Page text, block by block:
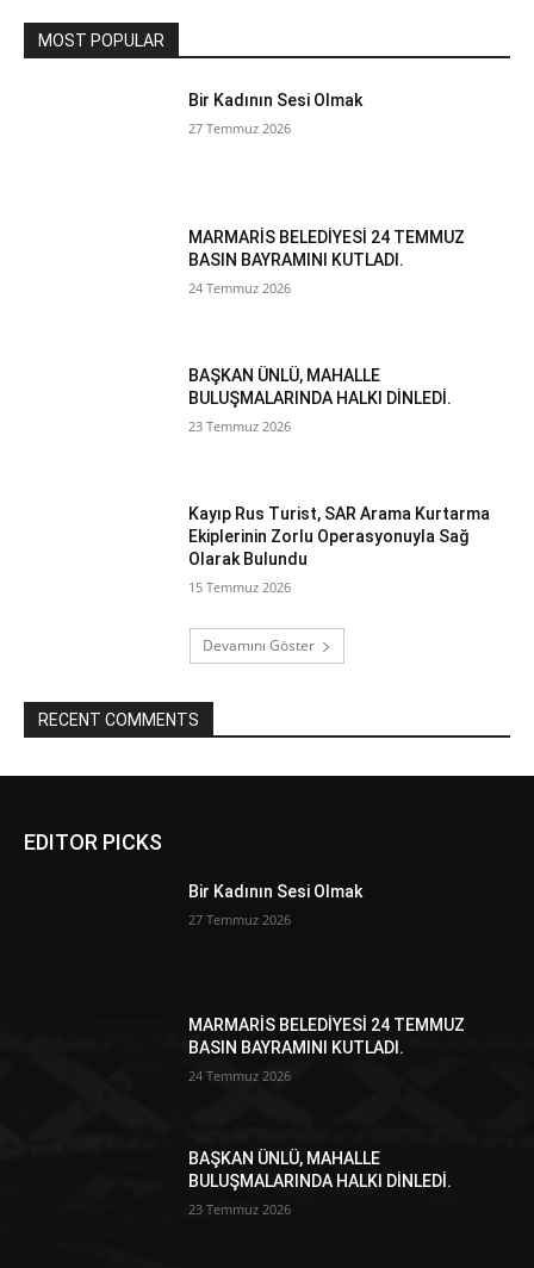
MOST POPULAR
Bir Kadının Sesi Olmak
27 Temmuz 2026
MARMARİS BELEDİYESİ 24 TEMMUZ
BASIN BAYRAMINI KUTLADI.
24 Temmuz 2026
BAŞKAN ÜNLÜ, MAHALLE
BULUŞMALARINDA HALKI DİNLEDİ.
23 Temmuz 2026
Kayıp Rus Turist, SAR Arama Kurtarma
Ekiplerinin Zorlu Operasyonuyla Sağ
Olarak Bulundu
15 Temmuz 2026
Devamını Göster
RECENT COMMENTS
EDITOR PICKS
Bir Kadının Sesi Olmak
27 Temmuz 2026
MARMARİS BELEDİYESİ 24 TEMMUZ
BASIN BAYRAMINI KUTLADI.
24 Temmuz 2026
BAŞKAN ÜNLÜ, MAHALLE
BULUŞMALARINDA HALKI DİNLEDİ.
23 Temmuz 2026